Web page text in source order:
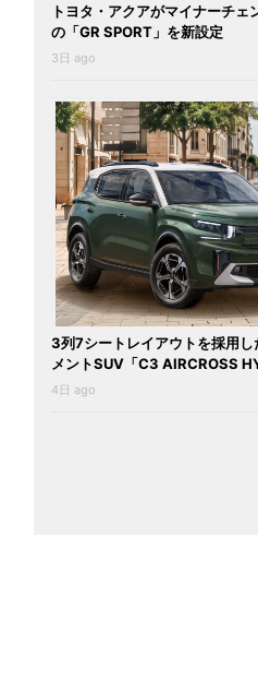
トヨタ・アクアがマイナーチェ
の「GR SPORT」を新設定
3日 ago
3列7シートレイアウトを採用
メントSUV「C3 AIRCROSS
4日 ago